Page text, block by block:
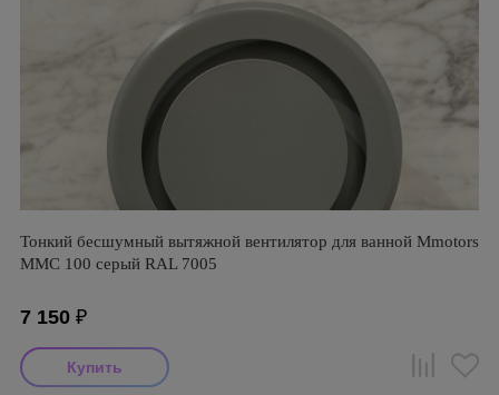
Тонкий бесшумный вытяжной вентилятор для ванной Mmotors
ММC 100 серый RAL 7005
7 150 ₽